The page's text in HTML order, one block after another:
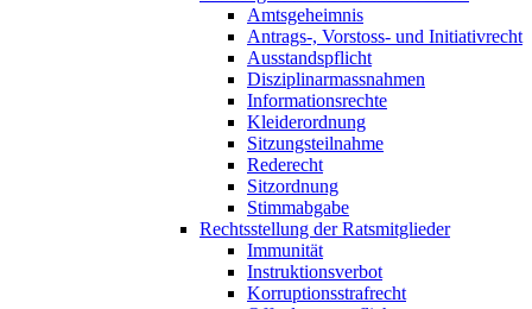
Amtsgeheimnis
Antrags-, Vorstoss- und Initiativrecht
Ausstandspflicht
Disziplinarmassnahmen
Informationsrechte
Kleiderordnung
Sitzungsteilnahme
Rederecht
Sitzordnung
Stimmabgabe
Rechtsstellung der Ratsmitglieder
Immunität
Instruktionsverbot
Korruptionsstrafrecht